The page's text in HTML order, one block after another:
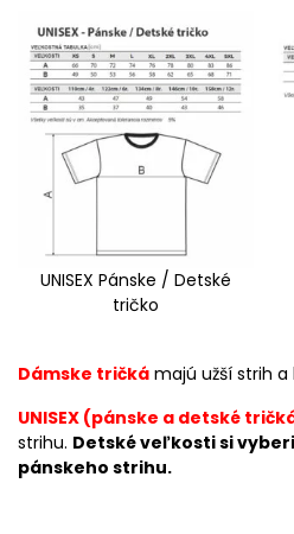
UNISEX Pánske / Detské
tričko
Dámske tričká majú užší strih a
UNISEX (pánske a detské
strihu. Detské veľkosti si
pánskeho strihu.